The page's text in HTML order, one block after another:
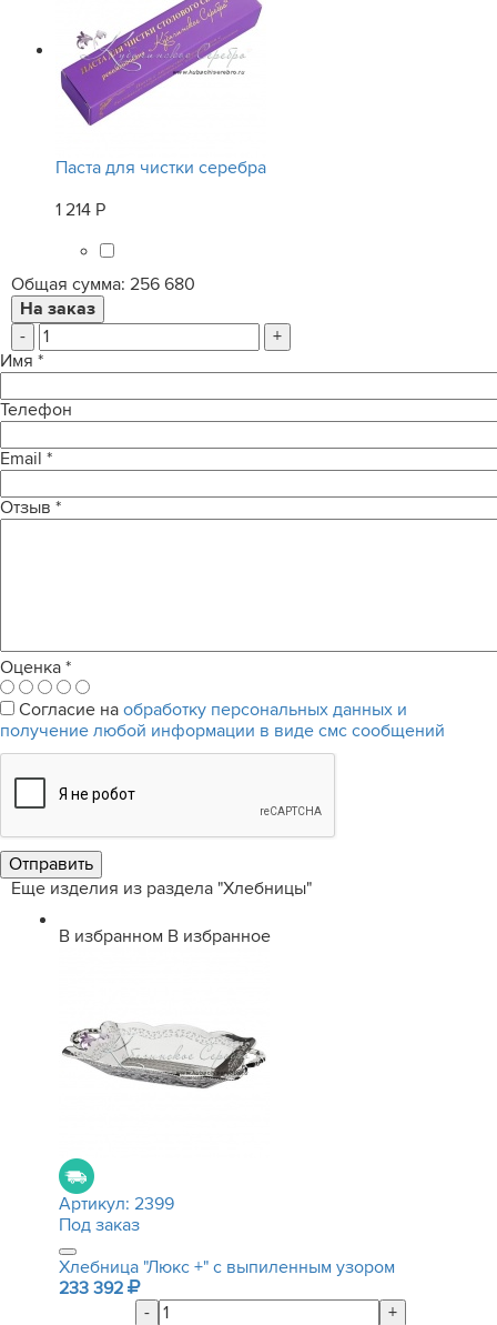
Паста для чистки серебра
1 214 Р
Общая сумма: 256 680
-
+
Имя *
Телефон
Email *
Отзыв *
Оценка *
Согласие на обработку персональных данных и
получение любой информации в виде смс сообщений
Еще изделия из раздела "Хлебницы"
В избранном В избранное
Артикул: 2399
Под заказ
Хлебница "Люкс +" с выпиленным узором
233 392
-
+